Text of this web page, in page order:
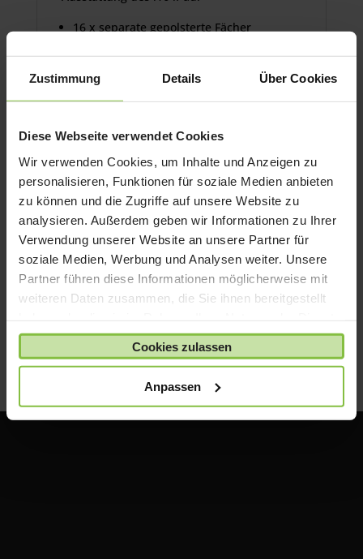
Zustimmung Details Über Cookies
Diese Webseite verwendet Cookies
Wir verwenden Cookies, um Inhalte und Anzeigen zu
personalisieren, Funktionen für soziale Medien anbieten
zu können und die Zugriffe auf unsere Website zu
analysieren. Außerdem geben wir Informationen zu Ihrer
Verwendung unserer Website an unsere Partner für
soziale Medien, Werbung und Analysen weiter. Unsere
Partner führen diese Informationen möglicherweise mit
weiteren Daten zusammen, die Sie ihnen bereitgestellt
gesammelt haben.
Cookies zulassen
Anpassen
16 x separate gepolsterte Fächer
Lädt undsynchronisiertgleichzeitig 16
iPad (bei drahtlosem Sync, je nach
verwendeter Software) Keine einzelnen
iPad Netzteile erforderlich
Staufach und Netzteilanschluß
erhältlich in schwarz
inkl. USB-A auf USB-C Kabel
*** ohne abgebildete zusätzliche
Hardware ***